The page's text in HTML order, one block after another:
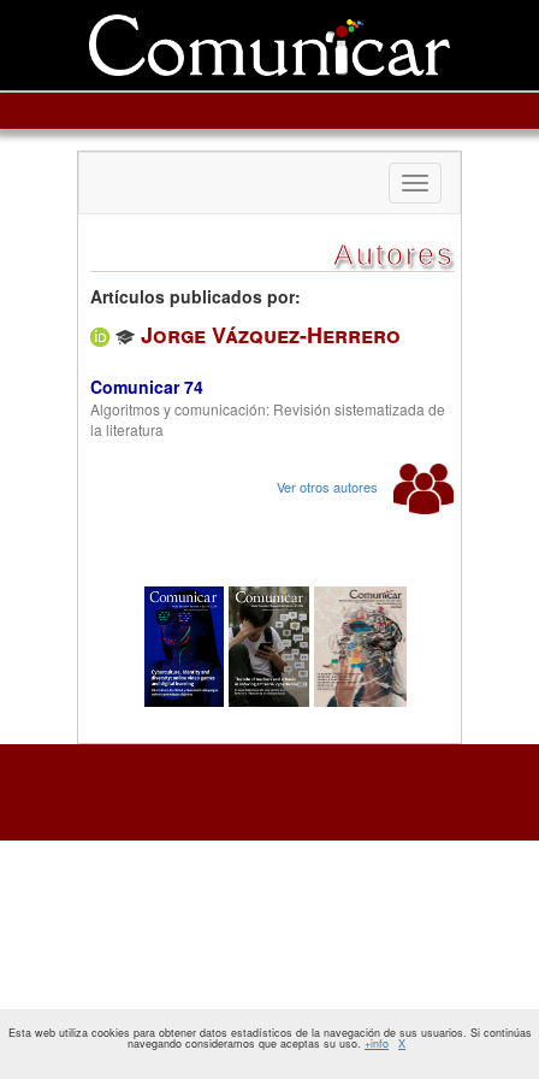
Toggle
navigation
Autores
Artículos publicados por:
Jorge Vázquez-Herrero
Comunicar 74
Algoritmos y comunicación: Revisión sistematizada de
la literatura
Ver otros autores
Esta web utiliza cookies para obtener datos estadísticos de la navegación de sus usuarios. Si continúas
navegando consideramos que aceptas su uso. +info X